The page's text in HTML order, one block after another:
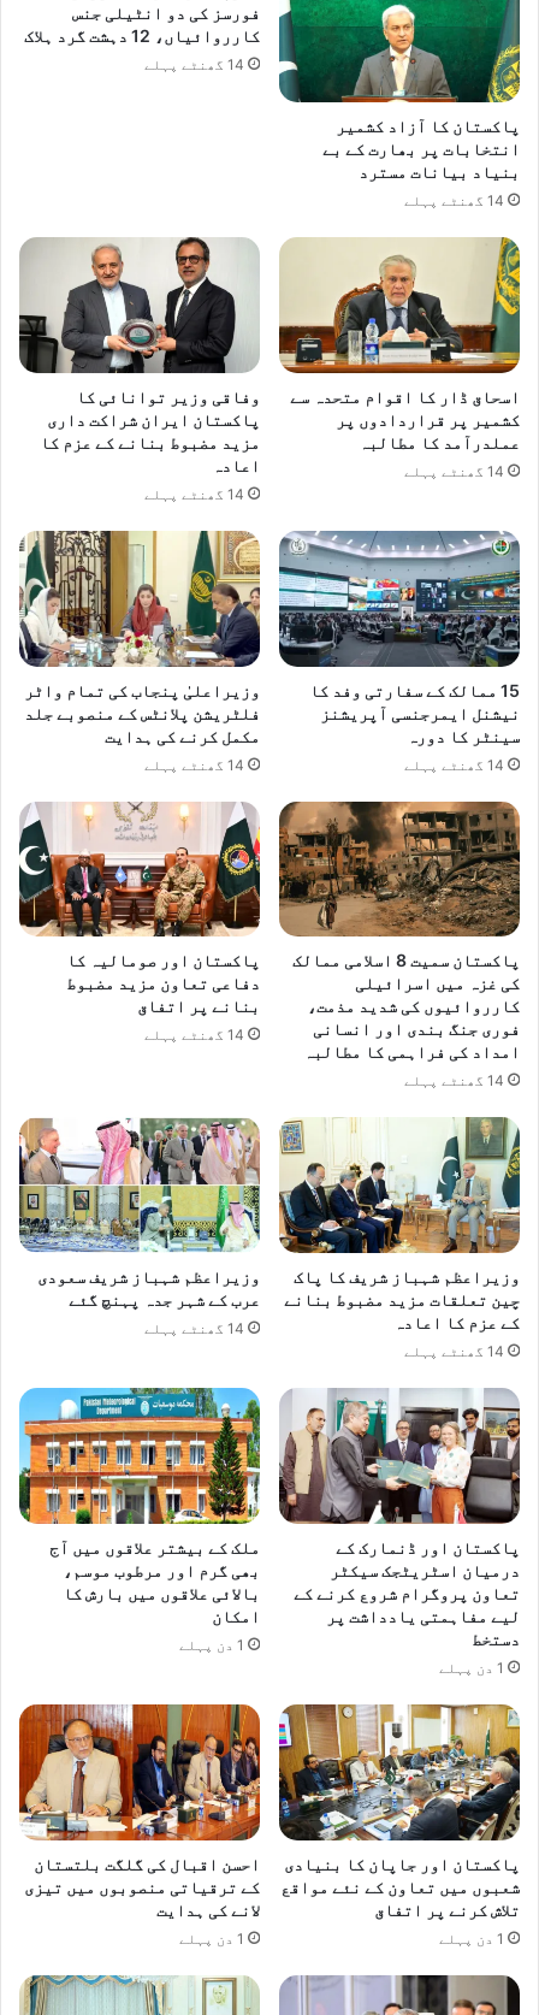
پاکستان کا آزاد کشمیر
انتخابات پر بھارت کے بے
بنیاد بیانات مسترد
14 گھنٹے پہلے
فورسز کی دو انٹیلی جنس
کارروائیاں، 12 دہشت گرد ہلاک
14 گھنٹے پہلے
اسحاق ڈار کا اقوام متحدہ سے
کشمیر پر قراردادوں پر
عملدرآمد کا مطالبہ
14 گھنٹے پہلے
وفاقی وزیر توانائی کا
پاکستان ایران شراکت داری
مزید مضبوط بنانے کے عزم کا
اعادہ
14 گھنٹے پہلے
15 ممالک کے سفارتی وفد کا
نیشنل ایمرجنسی آپریشنز
سینٹر کا دورہ
14 گھنٹے پہلے
وزیراعلیٰ پنجاب کی تمام واٹر
فلٹریشن پلانٹس کے منصوبے جلد
مکمل کرنے کی ہدایت
14 گھنٹے پہلے
پاکستان سمیت 8 اسلامی ممالک
کی غزہ میں اسرائیلی
کارروائیوں کی شدید مذمت،
فوری جنگ بندی اور انسانی
امداد کی فراہمی کا مطالبہ
14 گھنٹے پہلے
پاکستان اور صومالیہ کا
دفاعی تعاون مزید مضبوط
بنانے پر اتفاق
14 گھنٹے پہلے
وزیراعظم شہباز شریف کا پاک
چین تعلقات مزید مضبوط بنانے
کے عزم کا اعادہ
14 گھنٹے پہلے
وزیراعظم شہباز شریف سعودی
عرب کے شہر جدہ پہنچ گئے
14 گھنٹے پہلے
پاکستان اور ڈنمارک کے
درمیان اسٹریٹجک سیکٹر
تعاون پروگرام شروع کرنے کے
لیے مفاہمتی یادداشت پر
دستخط
1 دن پہلے
ملک کے بیشتر علاقوں میں آج
بھی گرم اور مرطوب موسم،
بالائی علاقوں میں بارش کا
امکان
1 دن پہلے
پاکستان اور جاپان کا بنیادی
شعبوں میں تعاون کے نئے مواقع
تلاش کرنے پر اتفاق
1 دن پہلے
احسن اقبال کی گلگت بلتستان
کے ترقیاتی منصوبوں میں تیزی
لانے کی ہدایت
1 دن پہلے